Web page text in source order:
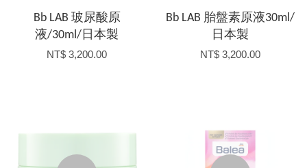
Bb LAB 玻尿酸原
液/30ml/日本製
NT$ 3,200.00
Bb LAB 胎盤素原液30ml/
日本製
NT$ 3,200.00